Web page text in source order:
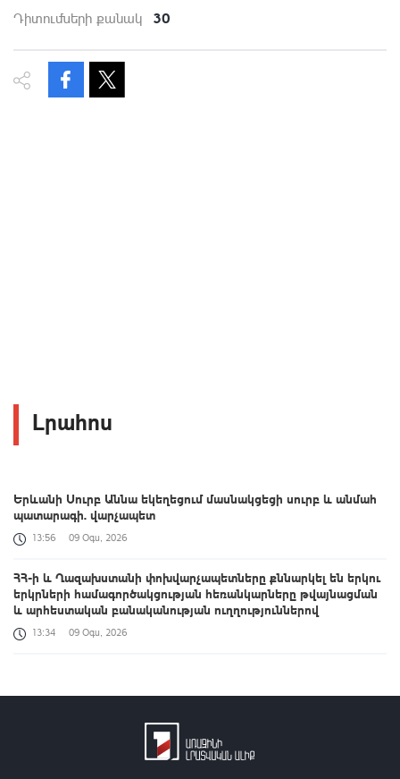
Դիտումների քանակ 30
Լրահոս
Երևանի Սուրբ Աննա եկեղեցում մասնակցեցի սուրբ և անմահ
պատարագի. վարչապետ
13:56 09 Օգս, 2026
ՀՀ-ի և Ղազախստանի փոխվարչապետները քննարկել են երկու
երկրների համագործակցության հեռանկարները թվայնացման
և արհեստական բանականության ուղղություններով
13:34 09 Օգս, 2026
Արգամ Աբրահամյանը կալանավորվել է. ՔԿ